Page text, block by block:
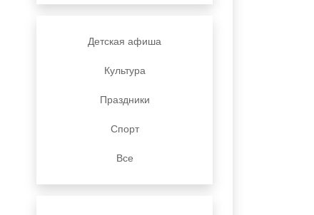
Детская афиша
Культура
Праздники
Спорт
Все